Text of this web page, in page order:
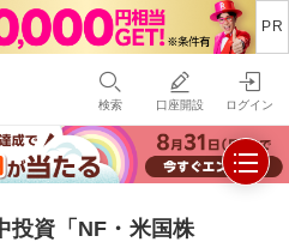
検索 口座開設 ログイン
投資「NF・米国株